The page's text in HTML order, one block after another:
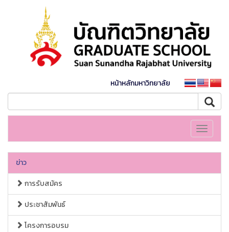
หน้าหลักมหาวิทยาลัย
Toggle
ข่าว
การรับสมัคร
ประชาสัมพันธ์
โครงการอบรม